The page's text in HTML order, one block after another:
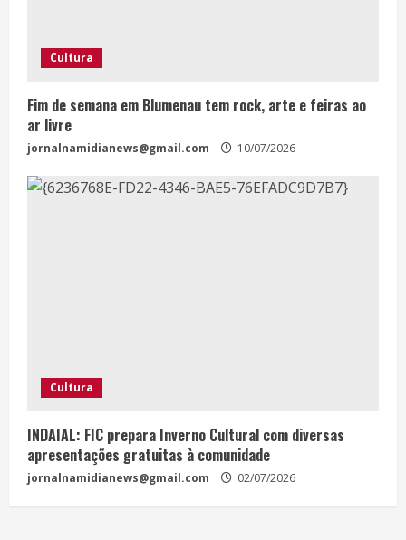
Cultura
Fim de semana em Blumenau tem rock, arte e feiras ao
ar livre
jornalnamidianews@gmail.com 10/07/2026
Cultura
INDAIAL: FIC prepara Inverno Cultural com diversas
apresentações gratuitas à comunidade
jornalnamidianews@gmail.com 02/07/2026